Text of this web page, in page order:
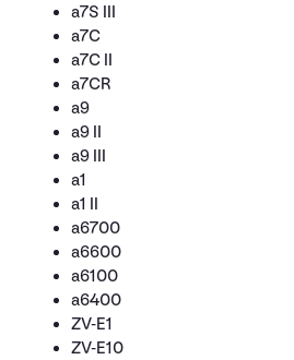
a7S III
a7C
a7C II
a7CR
a9
a9 II
a9 III
a1
a1 II
a6700
a6600
a6100
a6400
ZV-E1
ZV-E10